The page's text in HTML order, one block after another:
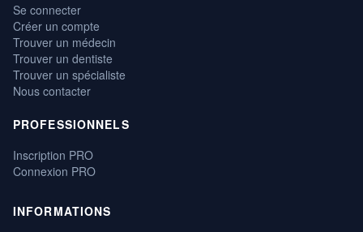
Se connecter
Créer un compte
Trouver un médecin
Trouver un dentiste
Trouver un spécialiste
Nous contacter
PROFESSIONNELS
Inscription PRO
Connexion PRO
INFORMATIONS